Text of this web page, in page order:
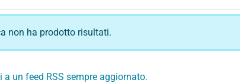
non ha prodotto risultati.
a un feed RSS sempre aggiornato.